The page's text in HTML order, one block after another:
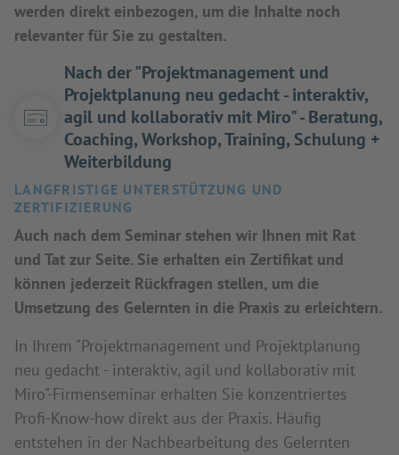
werden direkt einbezogen, um die Inhalte noch
relevanter für Sie zu gestalten.
Nach der "Projektmanagement und
Projektplanung neu gedacht - interaktiv,
agil und kollaborativ mit Miro" - Beratung,
Coaching, Workshop, Training, Schulung +
Weiterbildung
LANGFRISTIGE UNTERSTÜTZUNG UND
ZERTIFIZIERUNG
Auch nach dem Seminar stehen wir Ihnen mit Rat
und Tat zur Seite. Sie erhalten ein Zertifikat und
können jederzeit Rückfragen stellen, um die
Umsetzung des Gelernten in die Praxis zu erleichtern.
In Ihrem "Projektmanagement und Projektplanung
neu gedacht - interaktiv, agil und kollaborativ mit
Miro"-Firmenseminar erhalten Sie konzentriertes
Profi-Know-how direkt aus der Praxis. Häufig
entstehen in der Nachbearbeitung des Gelernten